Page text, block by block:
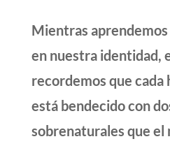
Mientras
en nuestra identidad,
recordemos que cada
está bendecido con
sobrenaturales que el